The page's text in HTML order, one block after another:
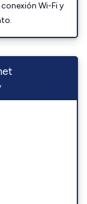
Wi-Fi y